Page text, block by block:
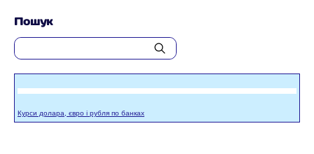
Пошук
Курси долара, євро і рубля по банках